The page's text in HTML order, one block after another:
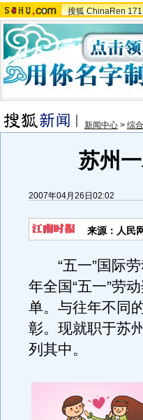
搜狐 ChinaRen
新闻中心 > 综合
苏州
2007年04月26日02:02
来源：人民
“五一”国际劳
年全国“五一”劳
单。与往年不同
彰。现就职于苏
列其中。